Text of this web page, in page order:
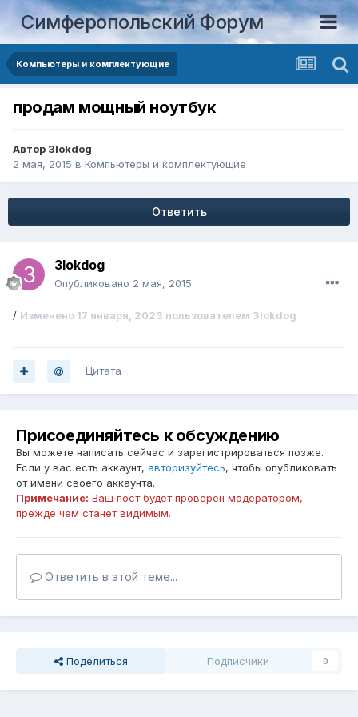
Симферопольский Форум
Компьютеры и комплектующие
продам мощный ноутбук
Автор 3lokdog
2 мая, 2015 в Компьютеры и комплектующие
Ответить
3lokdog
Опубликовано 2 мая, 2015
/ Изменено 17 января, 2023 пользователем 3lokdog
Цитата
Присоединяйтесь к обсуждению
Вы можете написать сейчас и зарегистрироваться позже.
Если у вас есть аккаунт, авторизуйтесь, чтобы опубликовать
от имени своего аккаунта.
Примечание: Ваш пост будет проверен модератором,
прежде чем станет видимым.
Ответить в этой теме...
Поделиться Подписчики 0